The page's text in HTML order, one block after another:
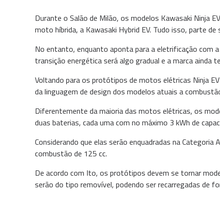
Durante o Salão de Milão, os modelos Kawasaki Ninja
moto híbrida, a Kawasaki Hybrid EV. Tudo isso, parte
No entanto, enquanto aponta para a eletrificação com
transição energética será algo gradual e a marca ainda
Voltando para os protótipos de motos elétricas Ninja
da linguagem de design dos modelos atuais a
Diferentemente da maioria das motos elétricas, os
duas baterias, cada uma com no máximo 3 kWh de
Considerando que elas serão enquadradas na
combustão de 125 cc.
De acordo com Ito, os protótipos devem se tornar
serão do tipo removível, podendo ser recarregadas de